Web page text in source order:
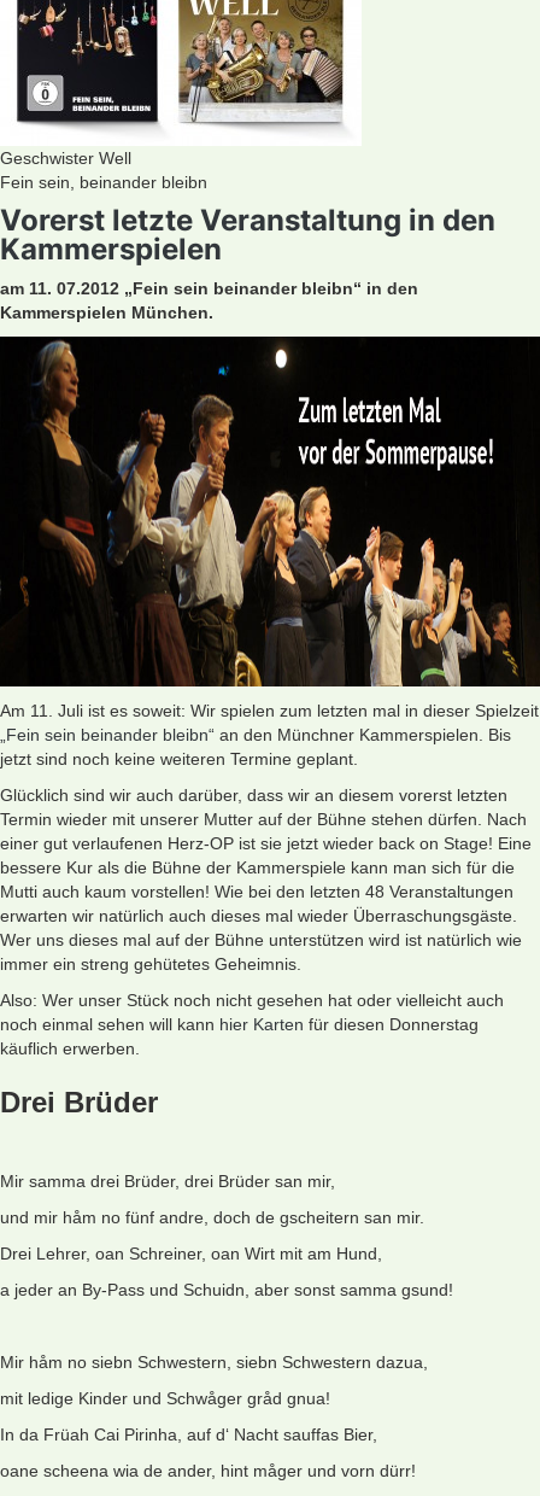
Geschwister Well
Fein sein, beinander bleibn
Vorerst letzte Veranstaltung in den
Kammerspielen
am 11. 07.2012 „Fein sein beinander bleibn“ in den
Kammerspielen München.
Am 11. Juli ist es soweit: Wir spielen zum letzten mal in dieser Spielzeit
„Fein sein beinander bleibn“ an den Münchner Kammerspielen. Bis
jetzt sind noch keine weiteren Termine geplant.
Glücklich sind wir auch darüber, dass wir an diesem vorerst letzten
Termin wieder mit unserer Mutter auf der Bühne stehen dürfen. Nach
einer gut verlaufenen Herz-OP ist sie jetzt wieder back on Stage! Eine
bessere Kur als die Bühne der Kammerspiele kann man sich für die
Mutti auch kaum vorstellen! Wie bei den letzten 48 Veranstaltungen
erwarten wir natürlich auch dieses mal wieder Überraschungsgäste.
Wer uns dieses mal auf der Bühne unterstützen wird ist natürlich wie
immer ein streng gehütetes Geheimnis.
Also: Wer unser Stück noch nicht gesehen hat oder vielleicht auch
noch einmal sehen will kann hier Karten für diesen Donnerstag
käuflich erwerben.
Drei Brüder
Mir samma drei Brüder, drei Brüder san mir,
und mir håm no fünf andre, doch de gscheitern san mir.
Drei Lehrer, oan Schreiner, oan Wirt mit am Hund,
a jeder an By-Pass und Schuidn, aber sonst samma gsund!
Mir håm no siebn Schwestern, siebn Schwestern dazua,
mit ledige Kinder und Schwåger gråd gnua!
In da Früah Cai Pirinha, auf d‘ Nacht sauffas Bier,
oane scheena wia de ander, hint måger und vorn dürr!